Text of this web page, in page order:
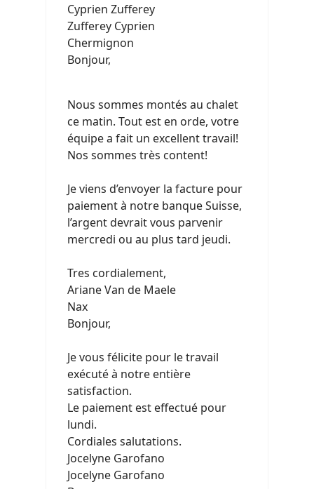
Cyprien Zufferey
Zufferey Cyprien
Chermignon
Bonjour,
Nous sommes montés au chalet
ce matin. Tout est en orde, votre
équipe a fait un excellent travail!
Nos sommes très content!
Je viens d’envoyer la facture pour
paiement à notre banque Suisse,
l’argent devrait vous parvenir
mercredi ou au plus tard jeudi.
Tres cordialement,
Ariane Van de Maele
Nax
Bonjour,
Je vous félicite pour le travail
exécuté à notre entière
satisfaction.
Le paiement est effectué pour
lundi.
Cordiales salutations.
Jocelyne Garofano
Jocelyne Garofano